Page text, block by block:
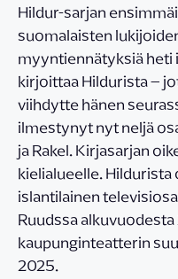
Hildur-sarjan
suomalaisten
myyntiennätyksiä
kirjoittaa Hildurista –
viihdytte hänen
ilmestynyt nyt neljä
ja Rakel. Kirjasarjan
kielialueelle.
islantilainen
Ruudssa
kaupunginteatterin
2025.